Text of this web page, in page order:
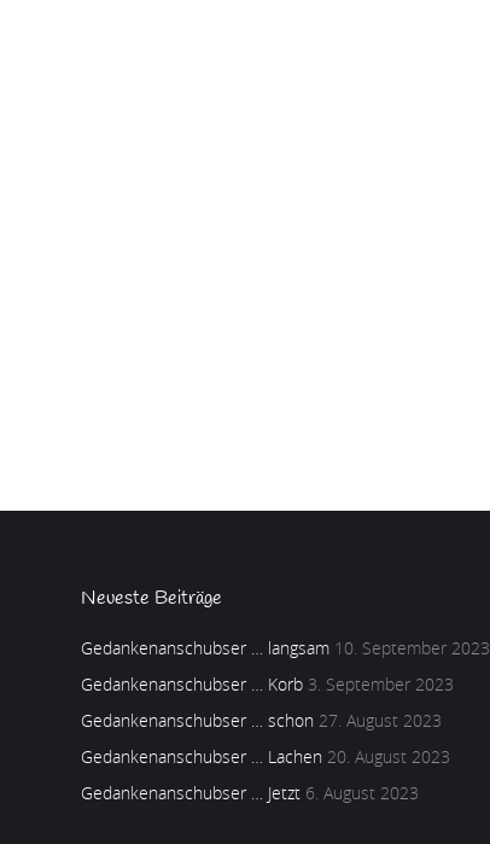
Neueste Beiträge
Gedankenanschubser … langsam 10. September 2023
Gedankenanschubser … Korb 3. September 2023
Gedankenanschubser … schon 27. August 2023
Gedankenanschubser … Lachen 20. August 2023
Gedankenanschubser … Jetzt 6. August 2023